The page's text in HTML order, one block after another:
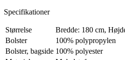
Specifikationer
Størrelse
Bredde: 180 cm,
Bolster
100% polypropylen
Bolster, bagside 100% polyester